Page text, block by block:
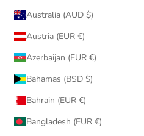
Australia (AUD $)
Austria (EUR €)
Azerbaijan (EUR €)
Bahamas (BSD $)
Bahrain (EUR €)
Bangladesh (EUR €)